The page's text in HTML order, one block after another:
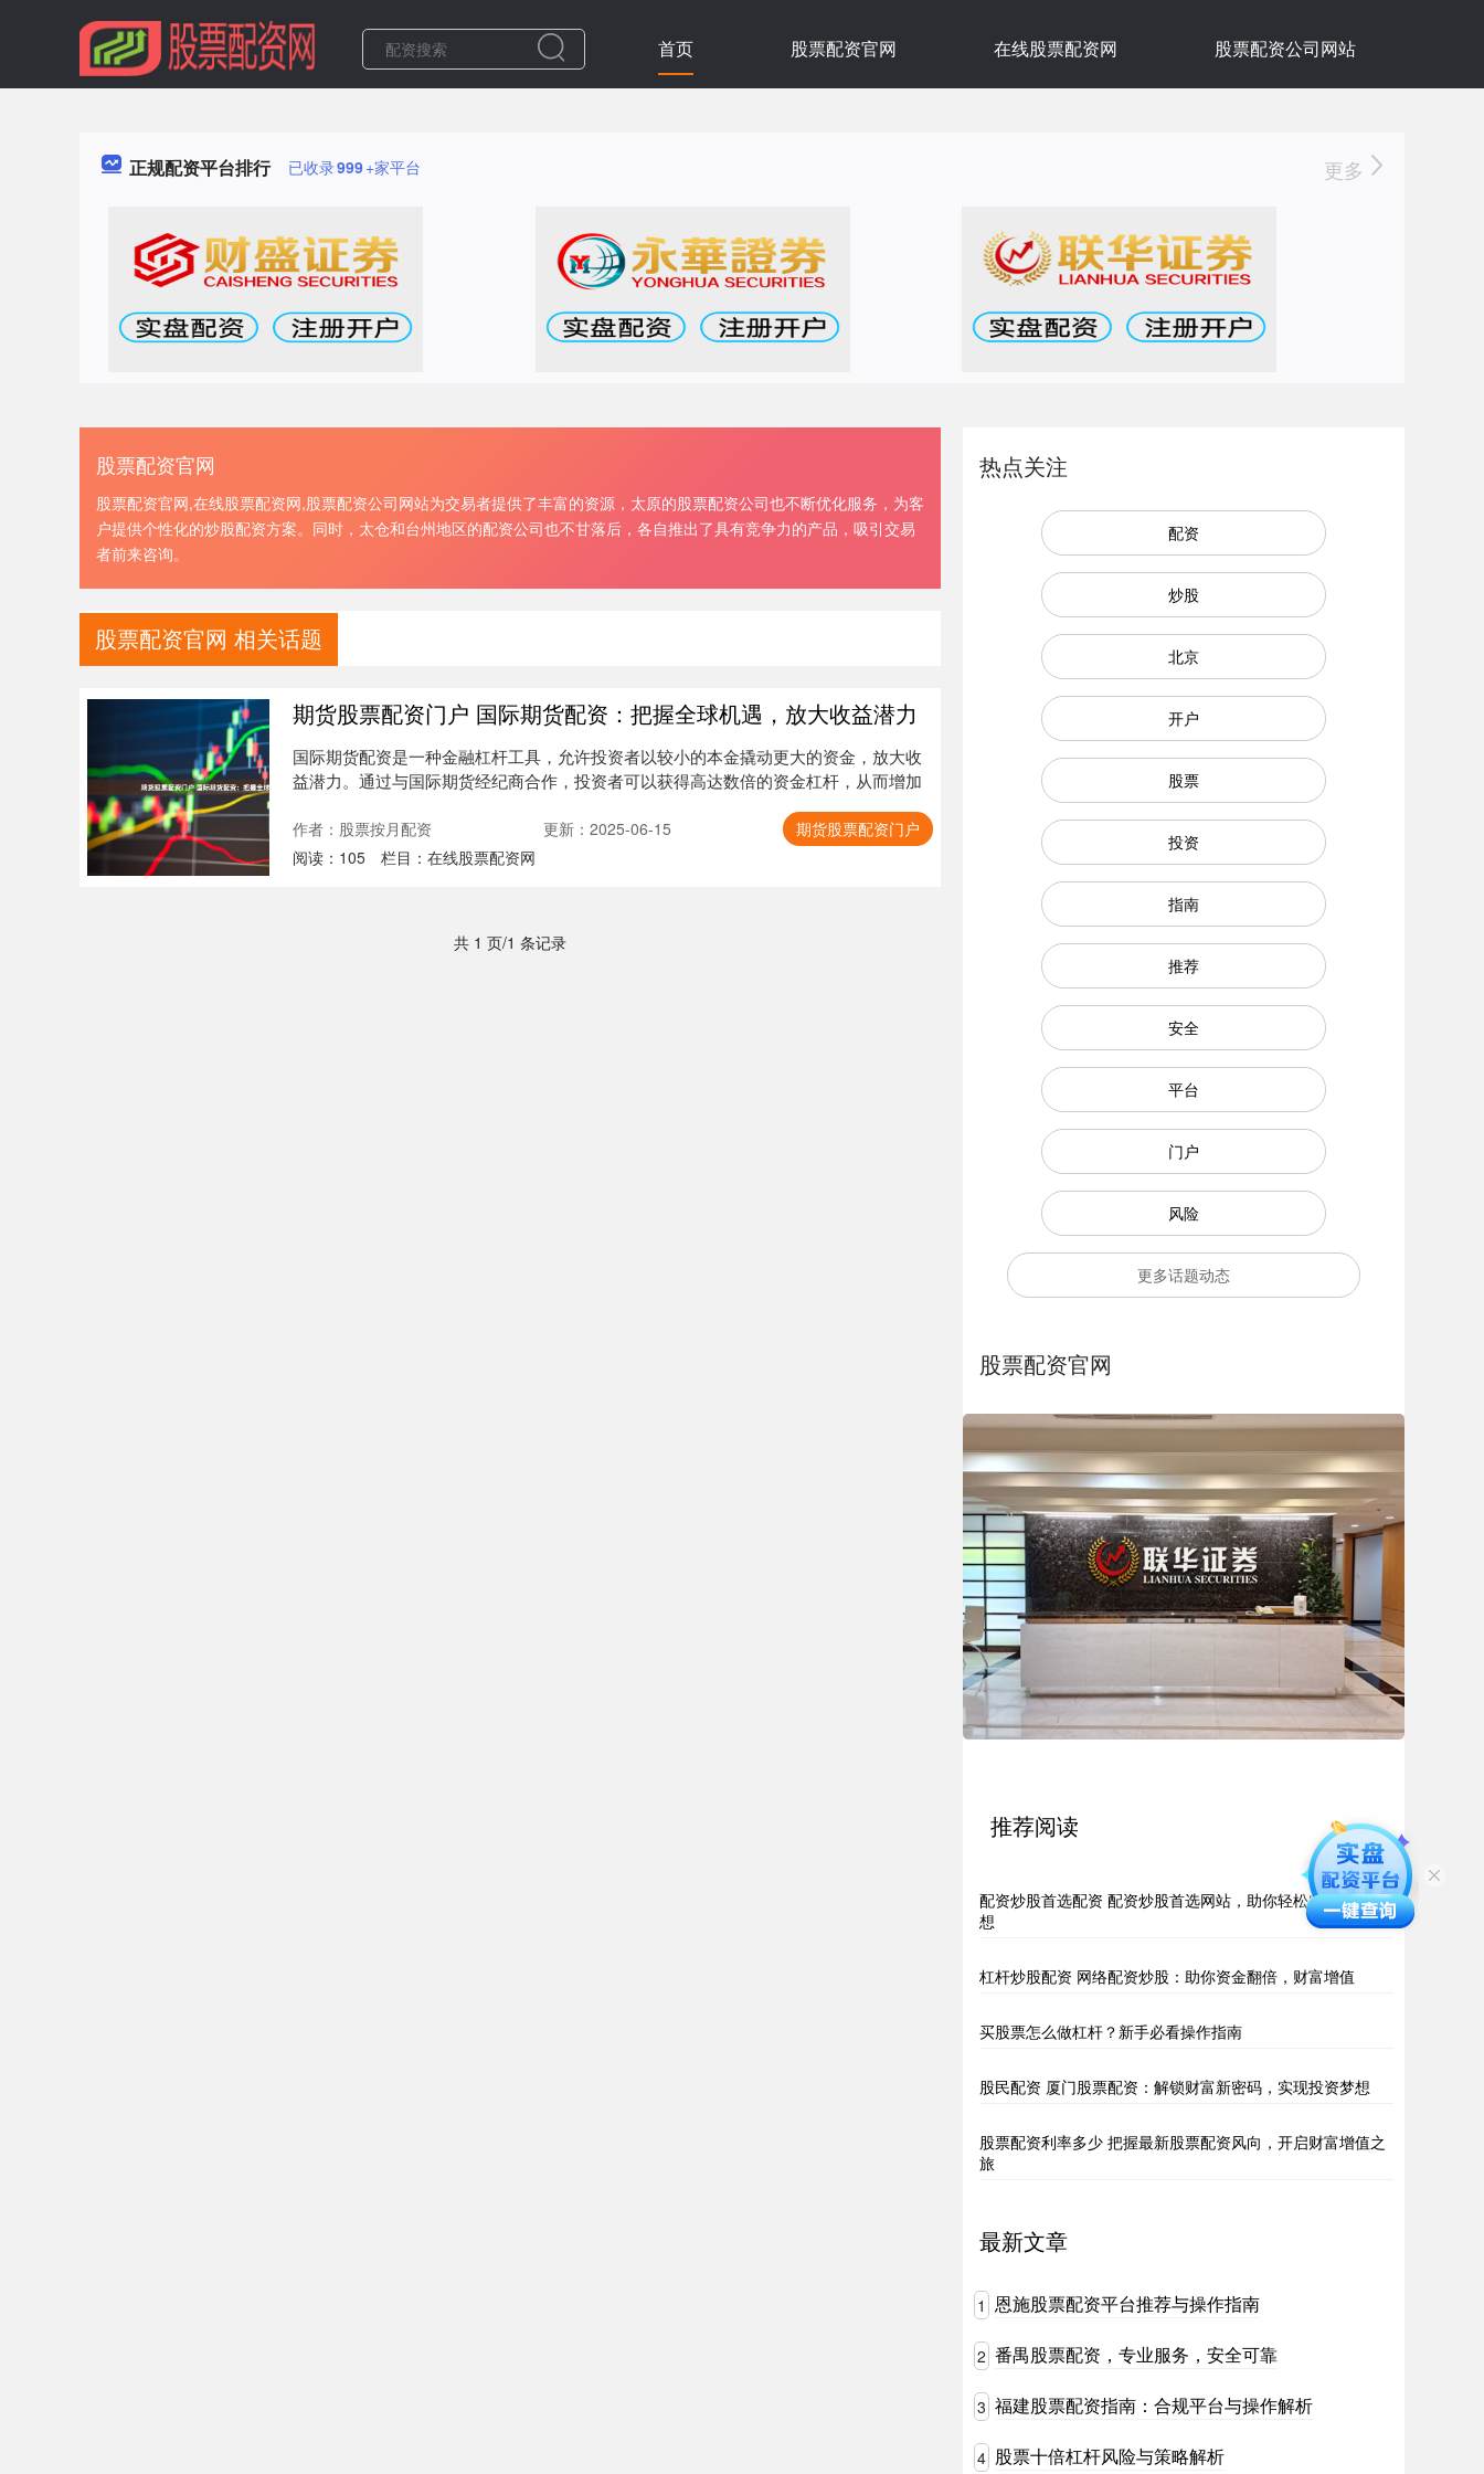
首页 股票配资官网 在线股票配资网 股票配资公司网站
正规配资平台排行 已收录999+家平台 更多
股票配资官网
股票配资官网,在线股票配资网,股票配资公司网站为交易者提供了丰富的资源，太原的股票配资公司也不断优化服务，为客
户提供个性化的炒股配资方案。同时，太仓和台州地区的配资公司也不甘落后，各自推出了具有竞争力的产品，吸引交易
者前来咨询。
股票配资官网 相关话题
期货股票配资门户 国际期货配资：把握全球机遇，放大收益潜力
国际期货配资是一种金融杠杆工具，允许投资者以较小的本金撬动更大的资金，放大收
益潜力。通过与国际期货经纪商合作，投资者可以获得高达数倍的资金杠杆，从而增加
作者：股票按月配资 更新：2025-06-15
期货股票配资门户
阅读： 105 栏目： 在线股票配资网
共 1 页/1 条记录
热点关注
配资
炒股
北京
开户
股票
投资
指南
推荐
安全
平台
门户
风险
更多话题动态
股票配资官网
推荐阅读
配资炒股首选配资 配资炒股首选网站，助你轻松实现财富梦
想
杠杆炒股配资 网络配资炒股：助你资金翻倍，财富增值
买股票怎么做杠杆？新手必看操作指南
股民配资 厦门股票配资：解锁财富新密码，实现投资梦想
股票配资利率多少 把握最新股票配资风向，开启财富增值之
旅
最新文章
1 恩施股票配资平台推荐与操作指南
2 番禺股票配资，专业服务，安全可靠
3 福建股票配资指南：合规平台与操作解析
4 股票十倍杠杆风险与策略解析